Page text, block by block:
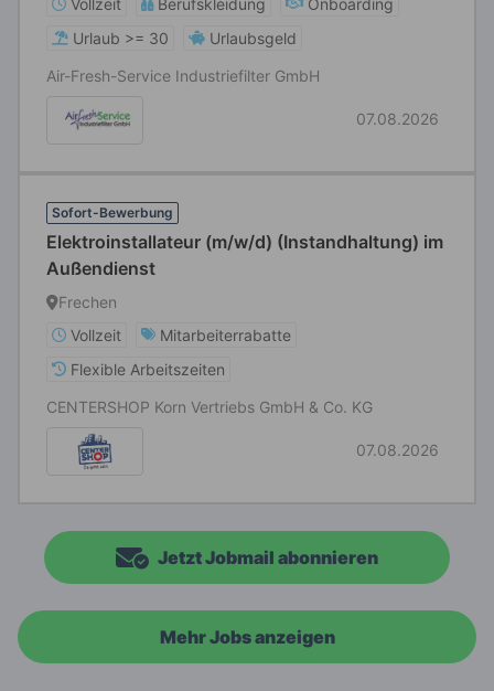
Vollzeit
Berufskleidung
Onboarding
Urlaub >= 30
Urlaubsgeld
Air-Fresh-Service Industriefilter GmbH
07.08.2026
Sofort-Bewerbung
Elektroinstallateur (m/w/d) (Instandhaltung) im
Außendienst
Frechen
Vollzeit
Mitarbeiterrabatte
Flexible Arbeitszeiten
CENTERSHOP Korn Vertriebs GmbH & Co. KG
07.08.2026
Jetzt Jobmail abonnieren
Mehr Jobs anzeigen